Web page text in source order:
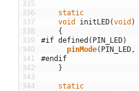
335
336
337
338
339
340
341
342
343
344
static
void
initLED(void )
{
#if defined(PIN_LED)
pinMode( PIN_LED,
#endif
}
static